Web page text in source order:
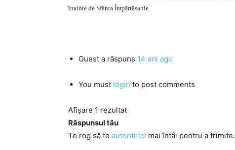
înainte de Sfânta Împărtășanie.
Guest a răspuns 14 ani ago
You must login to post comments
Afișare 1 rezultat
Răspunsul tău
Te rog să te autentifici mai întâi pentru a trimite.